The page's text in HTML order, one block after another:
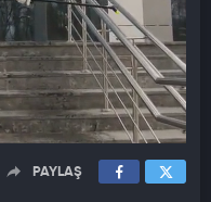
PAYLAŞ